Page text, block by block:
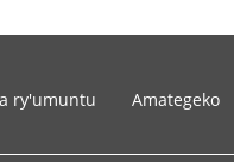
ry'umuntu Amategeko